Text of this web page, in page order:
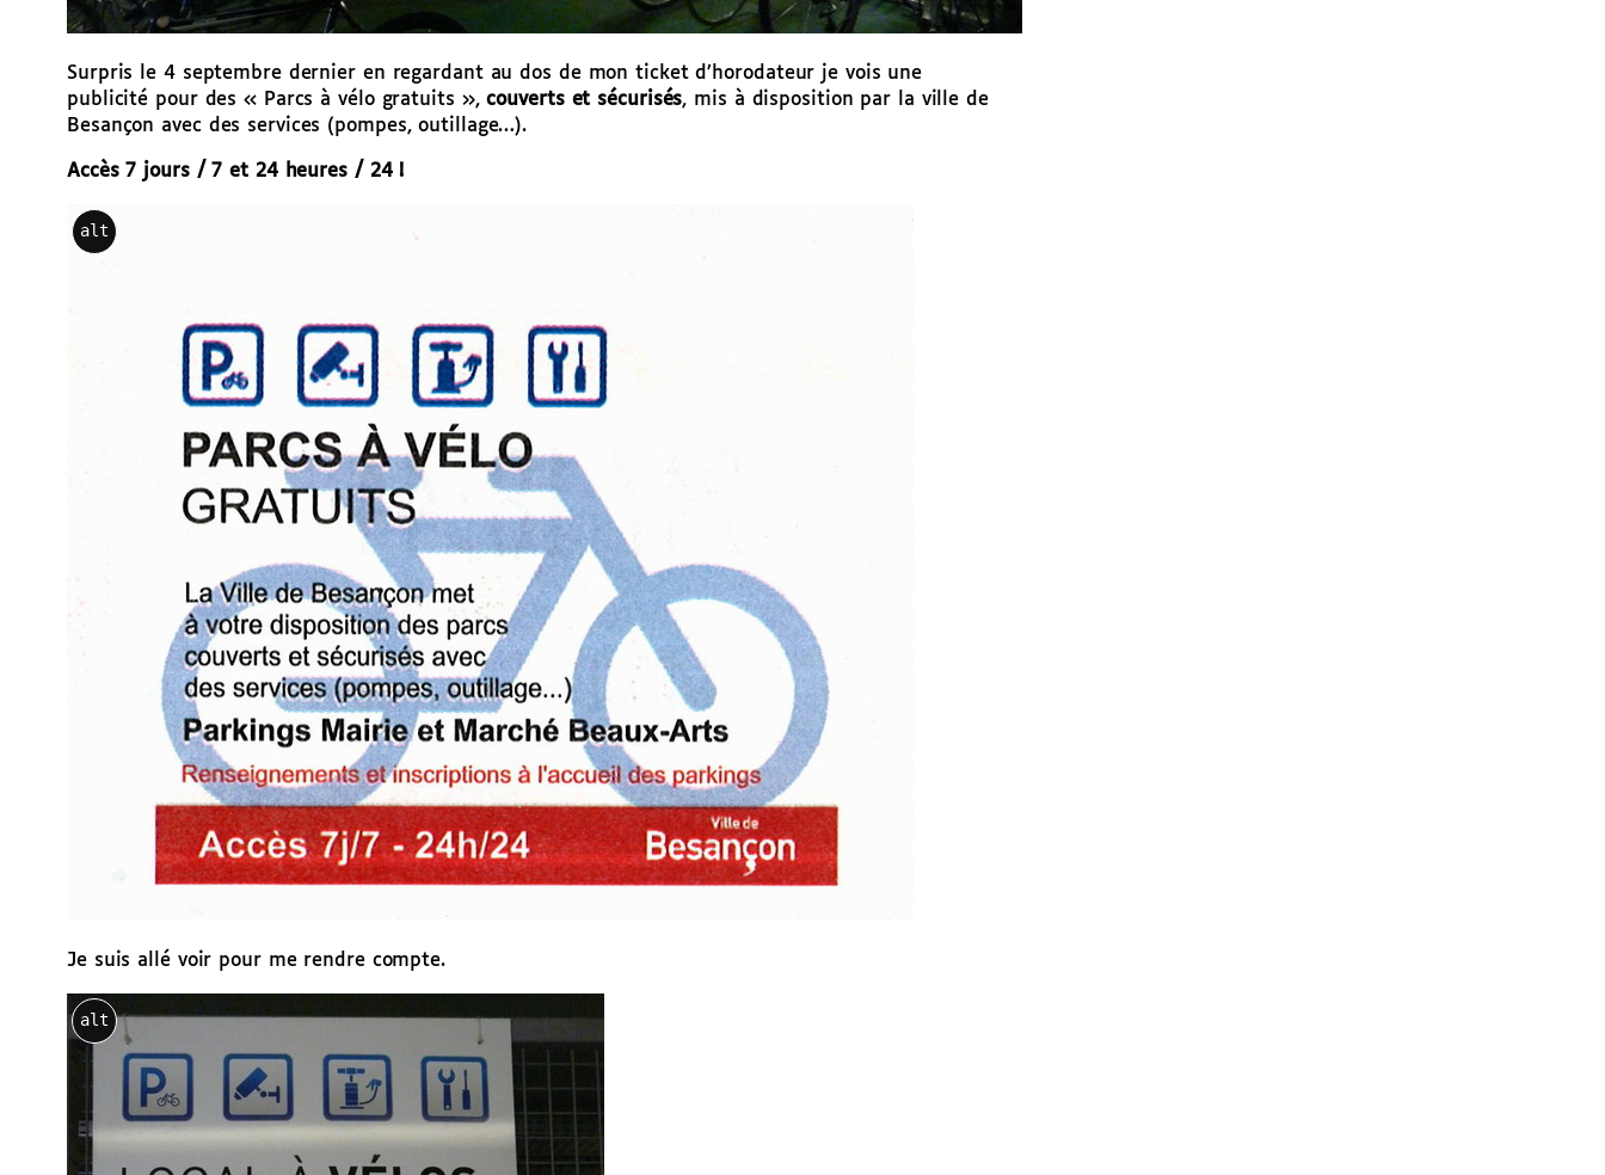
Surpris le 4 septembre dernier en regardant au dos de mon ticket d’horodateur je vois une
publicité pour des « Parcs à vélo gratuits »,couverts et sécurisés, mis à disposition par la ville de
Besançon avec des services (pompes, outillage…).
Accès 7 jours / 7 et 24 heures / 24 !
alt
Je suis allé voir pour me rendre compte.
alt